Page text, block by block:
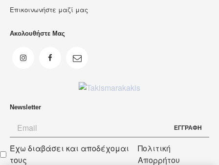
Επικοινωνήστε μαζί μας
Ακολουθήστε Μας
Newsletter
ΕΓΓΡΑΦΗ
Newsletter
Έχω διαβάσει και αποδέχομαι
τους
Πολιτική
Απορρήτου